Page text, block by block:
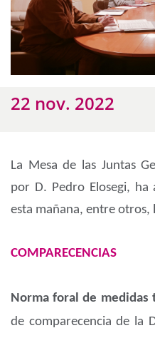
22 nov. 2022
La Mesa de las Juntas
por D. Pedro Elosegi,
esta mañana, entre otros,
COMPARECENCIAS
Norma foral de medidas
de comparecencia de la